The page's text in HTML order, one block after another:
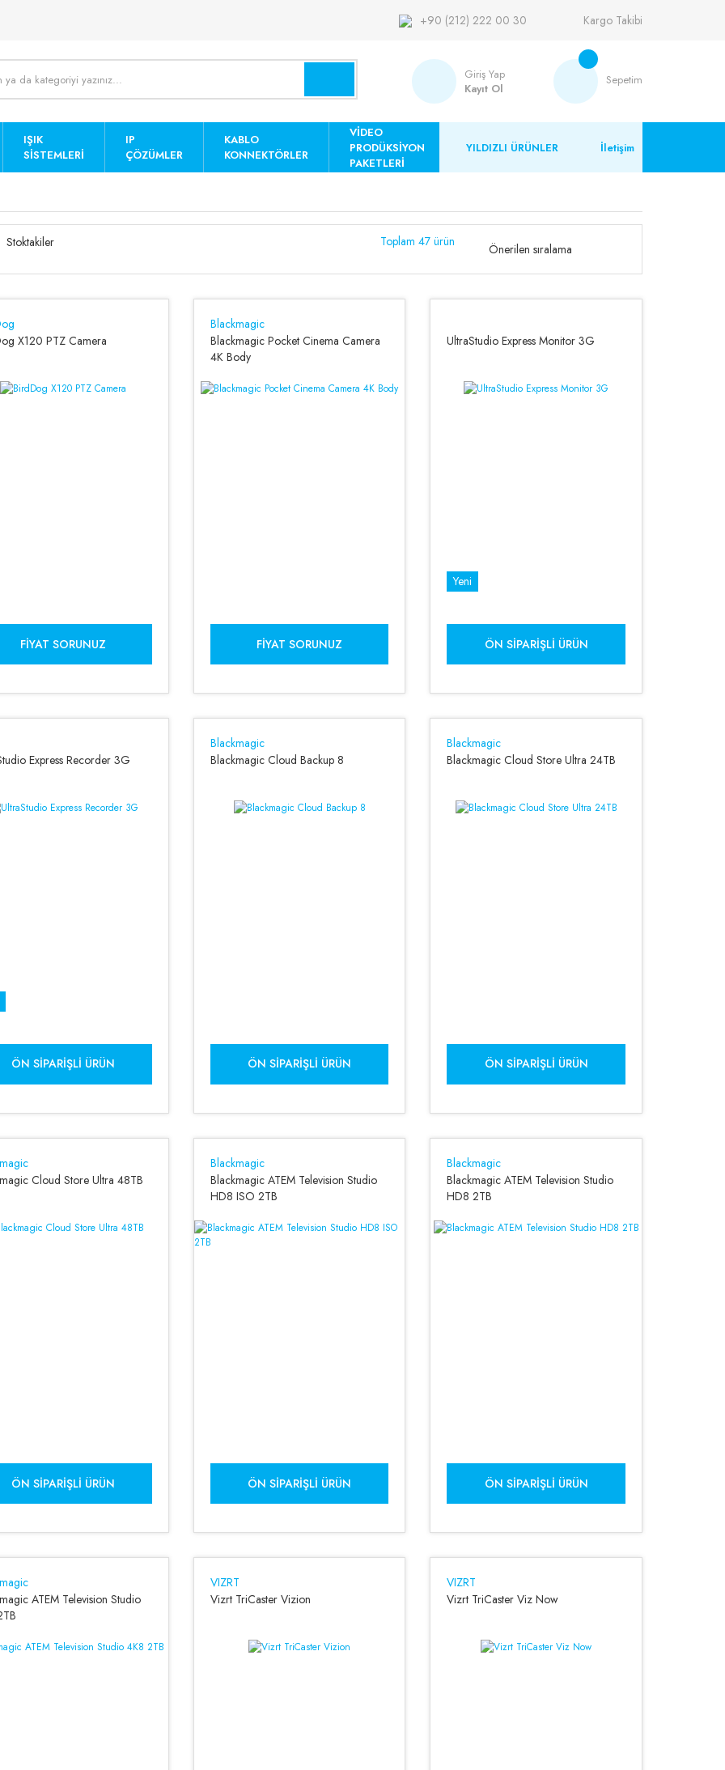
+90 (212) 222 00 30 Kargo Takibi
Giriş Yap
Kayıt Ol
Sepetim
IŞIK
SISTEMLERI
IP
ÇÖZÜMLER
KABLO
KONNEKTÖRLER
VİDEO
PRODÜKSİYON
PAKETLERİ
YILDIZLI ÜRÜNLER İletişim
Stoktakiler Toplam 47 ürün
X120 PTZ Camera
FIYAT SORUNUZ
Blackmagic
Blackmagic Pocket Cinema Camera
4K Body
FIYAT SORUNUZ
UltraStudio Express Monitor 3G
Yeni
ÖN SIPARIŞLI ÜRÜN
Express Recorder 3G
ÖN SIPARIŞLI ÜRÜN
Blackmagic
Blackmagic Cloud Backup 8
ÖN SIPARIŞLI ÜRÜN
Blackmagic
Blackmagic Cloud Store Ultra 24TB
ÖN SIPARIŞLI ÜRÜN
Cloud Store Ultra 48TB
ÖN SIPARIŞLI ÜRÜN
Blackmagic
Blackmagic ATEM Television Studio
HD8 ISO 2TB
ÖN SIPARIŞLI ÜRÜN
Blackmagic
Blackmagic ATEM Television Studio
HD8 2TB
ÖN SIPARIŞLI ÜRÜN
ATEM Television Studio
VIZRT
Vizrt TriCaster Vizion
VIZRT
Vizrt TriCaster Viz Now